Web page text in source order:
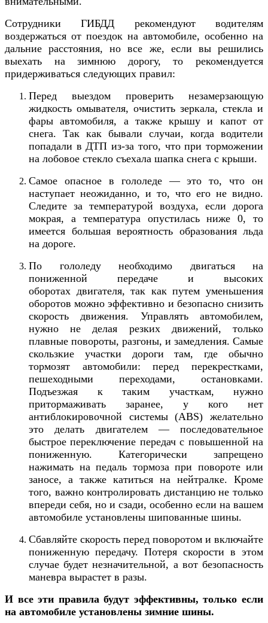
Сотрудники ГИБДД рекомендуют водителям
воздержаться от поездок на автомобиле, особенно на
дальние расстояния, но все же, если вы решились
выехать на зимнюю дорогу, то рекомендуется
придерживаться следующих правил:
Перед выездом проверить незамерзающую
жидкость омывателя, очистить зеркала, стекла и
фары автомобиля, а также крышу и капот от
снега. Так как бывали случаи, когда водители
попадали в ДТП из-за того, что при торможении
на лобовое стекло съехала шапка снега с крыши.
Самое опасное в гололеде — это то, что он
наступает неожиданно, и то, что его не видно.
Следите за температурой воздуха, если дорога
мокрая, а температура опустилась ниже 0, то
имеется большая вероятность образования льда
на дороге.
По гололеду необходимо двигаться на
пониженной передаче и высоких
оборотах двигателя, так как путем уменьшения
оборотов можно эффективно и безопасно снизить
скорость движения. Управлять автомобилем,
нужно не делая резких движений, только
плавные повороты, разгоны, и замедления. Самые
скользкие участки дороги там, где обычно
тормозят автомобили: перед перекрестками,
пешеходными переходами, остановками.
Подъезжая к таким участкам, нужно
притормаживать заранее, у кого нет
антиблокировочной системы (ABS) желательно
это делать двигателем — последовательное
быстрое переключение передач с повышенной на
пониженную. Категорически запрещено
нажимать на педаль тормоза при повороте или
заносе, а также катиться на нейтралке. Кроме
того, важно контролировать дистанцию не только
впереди себя, но и сзади, особенно если на вашем
автомобиле установлены шипованные шины.
Сбавляйте скорость перед поворотом и включайте
пониженную передачу. Потеря скорости в этом
случае будет незначительной, а вот безопасность
маневра вырастет в разы.
И все эти правила будут эффективны, только если
на автомобиле установлены зимние шины.